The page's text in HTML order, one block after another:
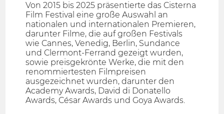
Von 2015 bis 2025 präsentierte das Cisterna
Film Festival eine große Auswahl an
nationalen und internationalen Premieren,
darunter Filme, die auf großen Festivals
wie Cannes, Venedig, Berlin, Sundance
und Clermont-Ferrand gezeigt wurden,
sowie preisgekrönte Werke, die mit den
renommiertesten Filmpreisen
ausgezeichnet wurden, darunter den
Academy Awards, David di Donatello
Awards, César Awards und Goya Awards.